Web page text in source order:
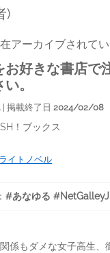
)
アーカイブされてい
お好きな書店で
。
| 掲載終了日 2024/02/08
！ブックス
ライトノベル
#あなゆる
係もダメな女子高生、